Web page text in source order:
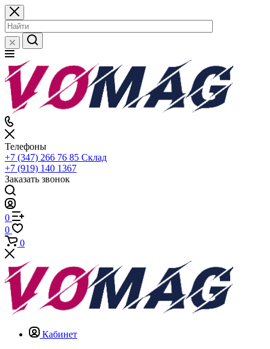
Телефоны
+7 (347) 266 76 85 Склад
+7 (919) 140 1367
Заказать звонок
0
0
0
Кабинет